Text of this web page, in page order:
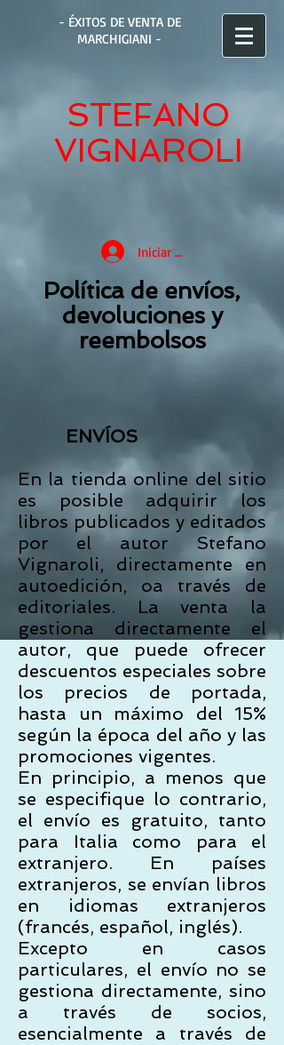
- ÉXITOS DE VENTA DE
MARCHIGIANI -
STEFANO
VIGNAROLI
Iniciar sesión
Política de envíos,
devoluciones y
reembolsos
ENVÍOS
En la tienda online del sitio
es posible adquirir los
libros publicados y editados
por el autor Stefano
Vignaroli, directamente en
autoedición, oa través de
editoriales. La venta la
gestiona directamente el
autor, que puede ofrecer
descuentos especiales sobre
los precios de portada,
hasta un máximo del 15%
según la época del año y las
promociones vigentes.
En principio, a menos que
se especifique lo contrario,
el envío es gratuito, tanto
para Italia como para el
extranjero. En países
extranjeros, se envían libros
en idiomas extranjeros
(francés, español, inglés).
Excepto en casos
particulares, el envío no se
gestiona directamente, sino
a través de socios,
esencialmente a través de